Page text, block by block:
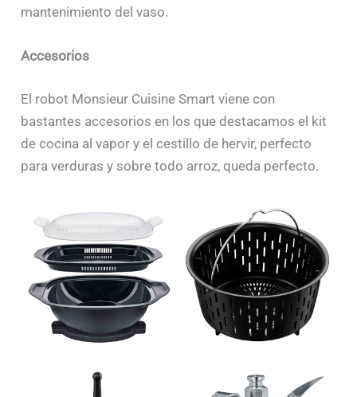
mantenimiento del vaso.
Accesorios
El robot Monsieur Cuisine Smart viene con
bastantes accesorios en los que destacamos el kit
de cocina al vapor y el cestillo de hervir, perfecto
para verduras y sobre todo arroz, queda perfecto.